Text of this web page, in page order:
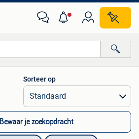
Alle afstanden…
Sorteer op
Bewaar je zoekopdracht